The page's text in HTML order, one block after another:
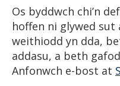
Os byddwch chi’n
hoffen ni glywed
weithiodd yn dda,
addasu, a beth
Anfonwch e-bost at